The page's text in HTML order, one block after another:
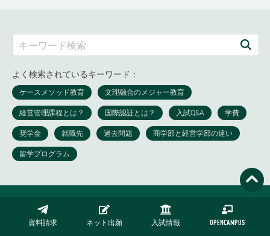
資料請求 ネット出願 入試情報 OPENCAMPUS
よく検索されているキーワード：